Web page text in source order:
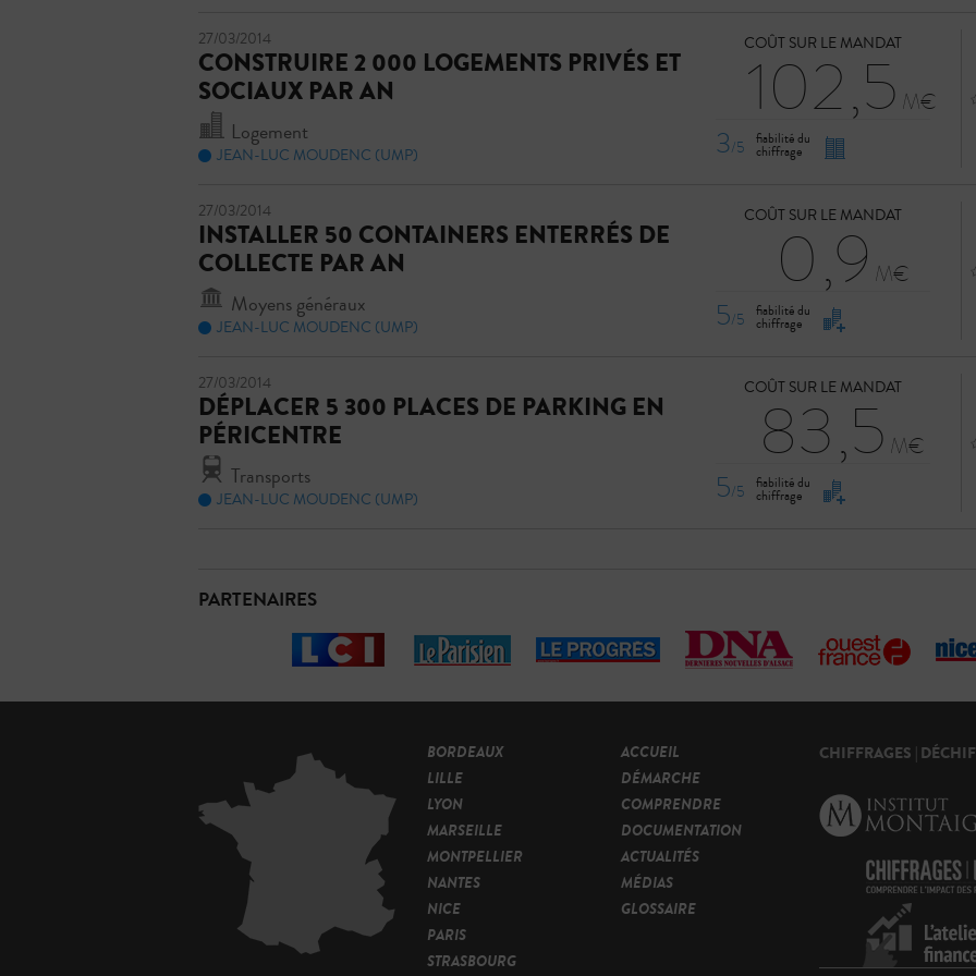
27/03/2014
CONSTRUIRE 2 000 LOGEMENTS PRIVÉS ET
SOCIAUX PAR AN
Logement
JEAN-LUC MOUDENC (UMP)
COÛT SUR LE MANDAT
102,5
3/5 fiabilité du
chiffrage
27/03/2014
INSTALLER 50 CONTAINERS ENTERRÉS DE
COLLECTE PAR AN
Moyens généraux
JEAN-LUC MOUDENC (UMP)
COÛT SUR LE MANDAT
0,9
5/5 fiabilité du
chiffrage
27/03/2014
DÉPLACER 5 300 PLACES DE PARKING EN
PÉRICENTRE
Transports
JEAN-LUC MOUDENC (UMP)
COÛT SUR LE MANDAT
83,5
5/5 fiabilité du
chiffrage
PARTENAIRES
BORDEAUX
LILLE
LYON
MARSEILLE
MONTPELLIER
NANTES
NICE
PARIS
STRASBOURG
ACCUEIL
DÉMARCHE
COMPRENDRE
DOCUMENTATION
ACTUALITÉS
MÉDIAS
GLOSSAIRE
CHIFFRAGES |